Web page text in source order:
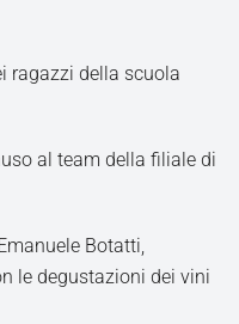
ragazzi della scuola
al team della filiale di
Botatti,
le degustazioni dei vini